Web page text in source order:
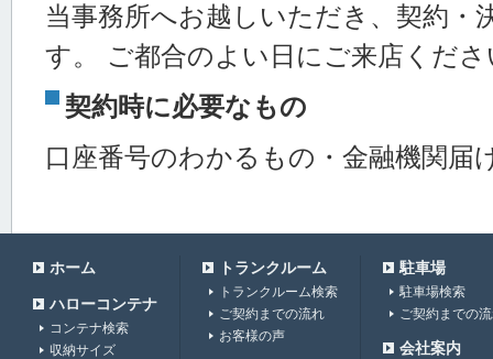
当事務所へお越しいただき、契約・
す。 ご都合のよい日にご来店くださ
契約時に必要なもの
口座番号のわかるもの・金融機関届
ホーム
ハローコンテナ
コンテナ検索
収納サイズ
トランクルーム
トランクルーム検索
ご契約までの流れ
お客様の声
駐車場
駐車場検索
ご契約までの
会社案内